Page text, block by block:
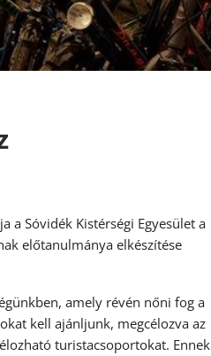
a Sóvidék Kistérségi Egyesület a
előtanulmánya elkészítése
amely révén nőni fog a
kell ajánljunk, megcélozva az
turistacsoportokat. Ennek